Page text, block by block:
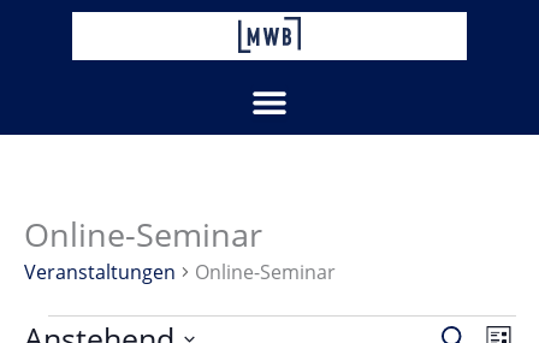
Online-Seminar
Veranstaltungen Online-Seminar
Veranstaltungen